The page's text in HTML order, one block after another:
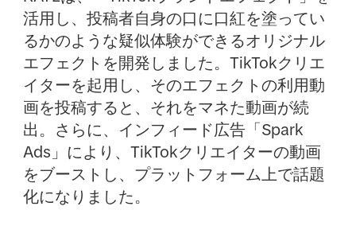
活用し、投稿者自身の口に口紅を塗ってい
るかのような疑似体験ができるオリジナル
エフェクトを開発しました。TikTokクリエ
イターを起用し、そのエフェクトの利用動
画を投稿すると、それをマネた動画が続
出。さらに、インフィード広告「Spark
Ads」により、TikTokクリエイターの動画
をブーストし、プラットフォーム上で話題
化になりました。